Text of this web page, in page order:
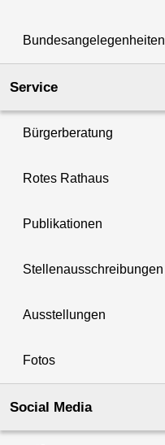
Bundesangelegenheiten
Service
Bürgerberatung
Rotes Rathaus
Publikationen
Stellenausschreibungen
Ausstellungen
Fotos
Social Media